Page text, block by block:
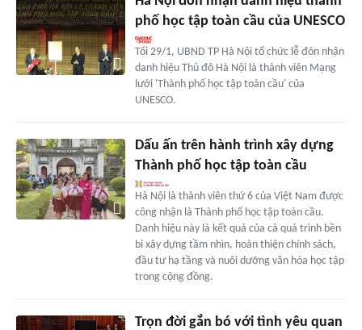
phố học tập toàn cầu của UNESCO
Tối 29/1, UBND TP Hà Nội tổ chức lễ đón nhận
danh hiệu Thủ đô Hà Nội là thành viên Mạng
lưới 'Thành phố học tập toàn cầu' của
UNESCO.
Dấu ấn trên hành trình xây dựng
Thành phố học tập toàn cầu
Hà Nội là thành viên thứ 6 của Việt Nam được
công nhận là Thành phố học tập toàn cầu.
Danh hiệu này là kết quả của cả quá trình bền
bỉ xây dựng tầm nhìn, hoàn thiện chính sách,
đầu tư hạ tầng và nuôi dưỡng văn hóa học tập
trong cộng đồng.
Trọn đời gắn bó với tình yêu quan